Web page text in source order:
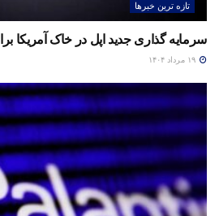
تازه ترین خبرها
سرمایه گذاری جدید اپل در خاک آمریکا